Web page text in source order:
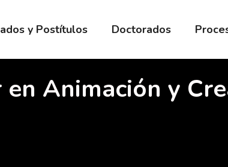
y Postítulos Doctorados
Animación y